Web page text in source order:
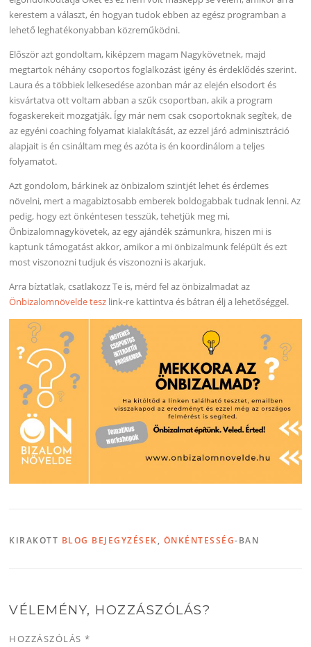
kerestem a választ, én hogyan tudok ebben az egész programban a
lehető leghatékonyabban közreműködni.
Először azt gondoltam, kiképzem magam Nagykövetnek, majd
megtartok néhány csoportos foglalkozást igény és érdeklődés szerint.
Laura és a többiek lelkesedése azonban már az elején elsodort és
kisvártatva ott voltam abban a szűk csoportban, akik a program
fogaskerekeit mozgatják. Így már nem csak csoportoknak segítek, de
az egyéni coaching folyamat kialakítását, az ezzel járó adminisztráció
alapjait is én csináltam meg és azóta is én koordinálom a teljes
folyamatot.
Azt gondolom, bárkinek az önbizalom szintjét lehet és érdemes
növelni, mert a magabiztosabb emberek boldogabbak tudnak lenni. Az
pedig, hogy ezt önkéntesen tesszük, tehetjük meg mi,
Önbizalomnagykövetek, az egy ajándék számunkra, hiszen mi is
kaptunk támogatást akkor, amikor a mi önbizalmunk felépült és ezt
most viszonozni tudjuk és viszonozni is akarjuk.
Arra bíztatlak, csatlakozz Te is, mérd fel az önbizalmadat az
Önbizalomnövelde tesz link-re kattintva és bátran élj a lehetőséggel.
KIRAKOTT BLOG BEJEGYZÉSEK, ÖNKÉNTESSÉG-BAN
VÉLEMÉNY, HOZZÁSZÓLÁS?
HOZZÁSZÓLÁS*